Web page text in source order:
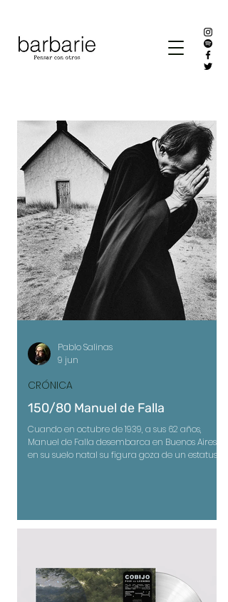
150/80 Manuel de Falla
Cuando en octubre de 1939, a sus 62 años,
Manuel de Falla desembarca en Buenos Aires,
en su suelo natal su figura goza de un estatus
descarnada.
CRÓNICA
Pablo Salinas
9 jun